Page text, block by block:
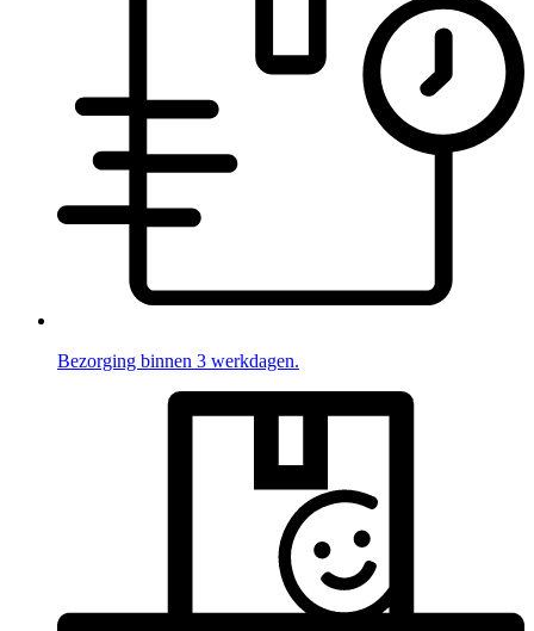
Bezorging binnen 3 werkdagen.